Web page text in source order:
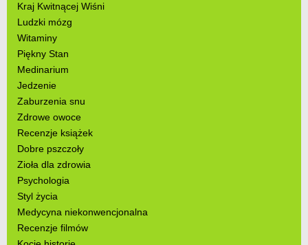
Kraj Kwitnącej Wiśni
Ludzki mózg
Witaminy
Piękny Stan
Medinarium
Jedzenie
Zaburzenia snu
Zdrowe owoce
Recenzje książek
Dobre pszczoły
Zioła dla zdrowia
Psychologia
Styl życia
Medycyna niekonwencjonalna
Recenzje filmów